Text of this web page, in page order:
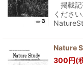
掲載記
くださ
Nature
300円(